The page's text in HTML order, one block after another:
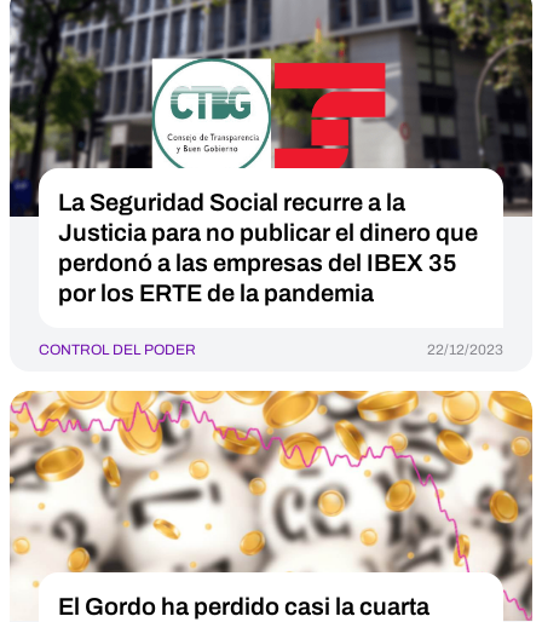
La Seguridad Social recurre a la
Justicia para no publicar el dinero que
perdonó a las empresas del IBEX 35
por los ERTE de la pandemia
CONTROL DEL PODER 22/12/2023
El Gordo ha perdido casi la cuarta